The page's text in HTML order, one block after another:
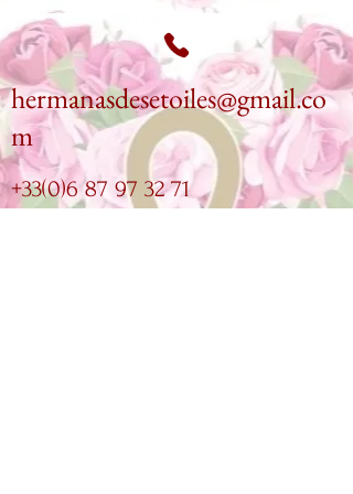
hermanasdesetoiles@gmail.co
m
+33(0)6 87 97 32 71